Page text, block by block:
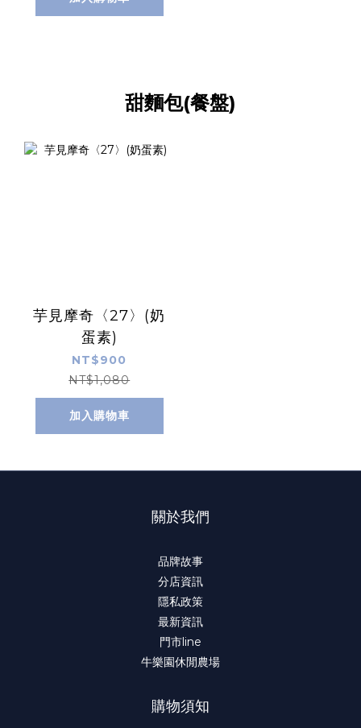
甜麵包(餐盤)
芋見摩奇〈27〉(奶
蛋素)
NT$900
NT$1,080
加入購物車
關於我們
品牌故事
分店資訊
隱私政策
最新資訊
門市line
牛樂園休閒農場
購物須知